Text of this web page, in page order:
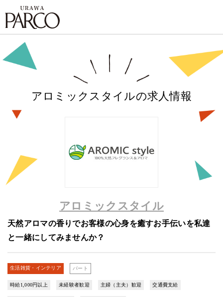
アロミックスタイルの求人情報
アロミックスタイル
天然アロマの香りでお客様の心身を癒すお手伝いを私達
と一緒にしてみませんか？
生活雑貨・インテリア パート
時給1,000円以上 未経験者歓迎 主婦（主夫）歓迎 交通費支給